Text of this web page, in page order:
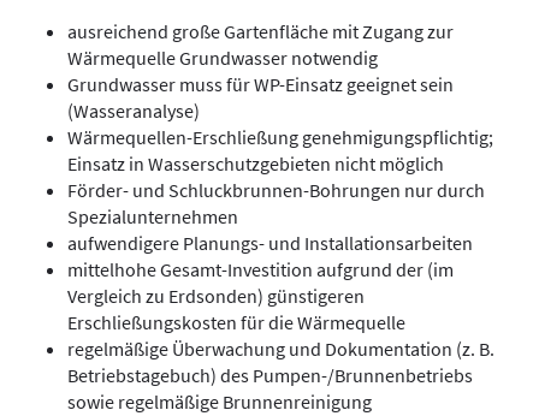
ausreichend große Gartenfläche mit Zugang zur
Wärmequelle Grundwasser notwendig
Grundwasser muss für WP-Einsatz geeignet sein
(Wasseranalyse)
Wärmequellen-Erschließung genehmigungspflichtig;
Einsatz in Wasserschutzgebieten nicht möglich
Förder- und Schluckbrunnen-Bohrungen nur durch
Spezialunternehmen
aufwendigere Planungs- und Installationsarbeiten
mittelhohe Gesamt-Investition aufgrund der (im
Vergleich zu Erdsonden) günstigeren
Erschließungskosten für die Wärmequelle
regelmäßige Überwachung und Dokumentation (z. B.
Betriebstagebuch) des Pumpen-/Brunnenbetriebs
sowie regelmäßige Brunnenreinigung